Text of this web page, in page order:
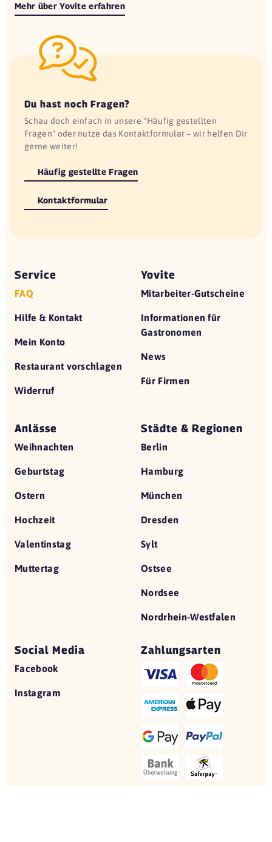
Mehr über Yovite erfahren
Du hast noch Fragen?
Schau doch einfach in unsere "Häufig gestellten
Fragen" oder nutze das Kontaktformular – wir helfen Dir
gerne weiter!
Häufig gestellte Fragen
Kontaktformular
Service
FAQ
Hilfe & Kontakt
Mein Konto
Restaurant vorschlagen
Widerruf
Yovite
Mitarbeiter-Gutscheine
Informationen für
Gastronomen
News
Für Firmen
Anlässe
Weihnachten
Geburtstag
Ostern
Hochzeit
Valentinstag
Muttertag
Städte & Regionen
Berlin
Hamburg
München
Dresden
Sylt
Ostsee
Nordsee
Nordrhein-Westfalen
Social Media
Facebook
Instagram
Zahlungsarten